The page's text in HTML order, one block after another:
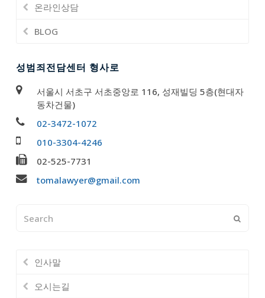
온라인상담
BLOG
성범죄전담센터 형사로
서울시 서초구 서초중앙로 116, 성재빌딩 5층(현대자
동차건물)
02-3472-1072
010-3304-4246
02-525-7731
tomalawyer@gmail.com
인사말
오시는길